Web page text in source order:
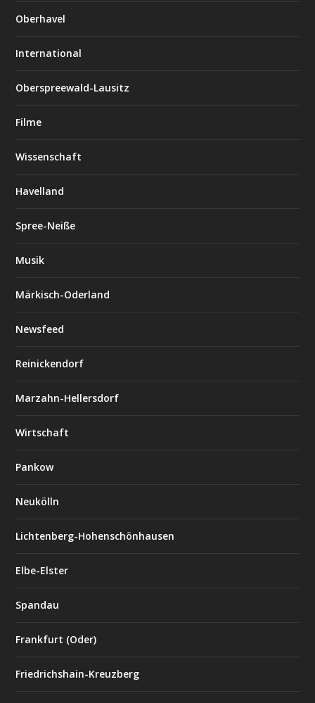
Oberhavel
International
Oberspreewald-Lausitz
Filme
Wissenschaft
Havelland
Spree-Neiße
Musik
Märkisch-Oderland
Newsfeed
Reinickendorf
Marzahn-Hellersdorf
Wirtschaft
Pankow
Neukölln
Lichtenberg-Hohenschönhausen
Elbe-Elster
Spandau
Frankfurt (Oder)
Friedrichshain-Kreuzberg